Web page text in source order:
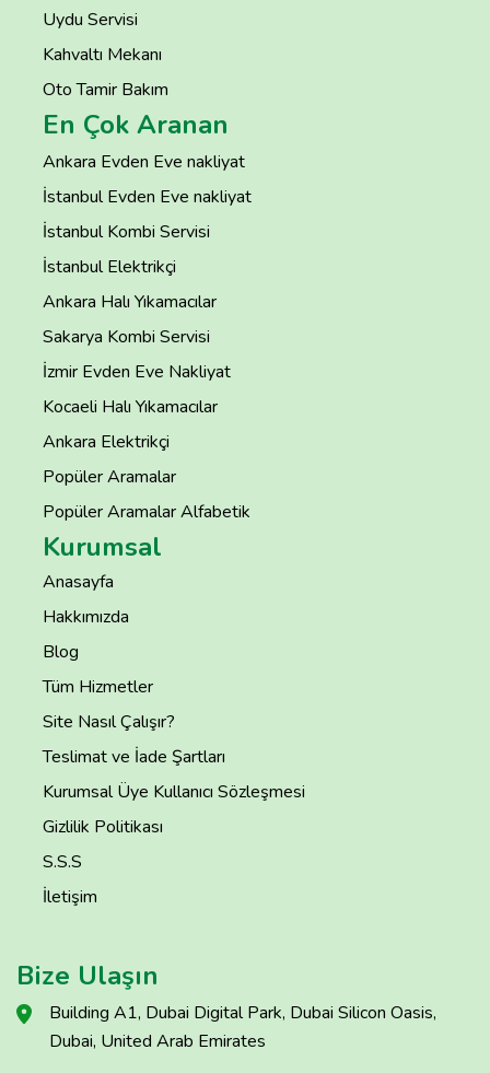
Uydu Servisi
Kahvaltı Mekanı
Oto Tamir Bakım
En Çok Aranan
Ankara Evden Eve nakliyat
İstanbul Evden Eve nakliyat
İstanbul Kombi Servisi
İstanbul Elektrikçi
Ankara Halı Yıkamacılar
Sakarya Kombi Servisi
İzmir Evden Eve Nakliyat
Kocaeli Halı Yıkamacılar
Ankara Elektrikçi
Popüler Aramalar
Popüler Aramalar Alfabetik
Kurumsal
Anasayfa
Hakkımızda
Blog
Tüm Hizmetler
Site Nasıl Çalışır?
Teslimat ve İade Şartları
Kurumsal Üye Kullanıcı Sözleşmesi
Gizlilik Politikası
S.S.S
İletişim
Bize Ulaşın
Building A1, Dubai Digital Park, Dubai Silicon Oasis,
Dubai, United Arab Emirates